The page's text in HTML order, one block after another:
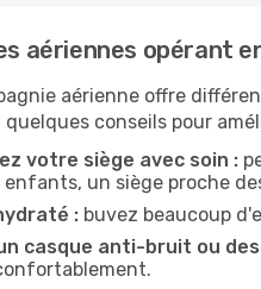
aériennes opérant
aérienne offre
quelques conseils pour
votre siège avec soin :
enfants, un siège proche
: buvez beaucoup
casque anti-bruit ou